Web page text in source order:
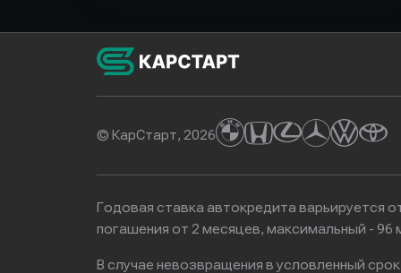
© КарСтарт, 2026
Годовая ставка автокредита варьируется
погашения от 2 месяцев, максимальный -
В случае невозвращения в условленный